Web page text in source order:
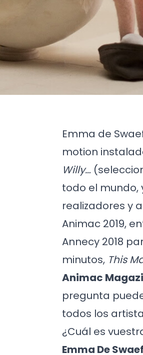
Emma de
motion
Willy…
todo el mundo,
realizadores y
Animac 2019,
Annecy 2018
minutos, This
Animac
pregunta
todos los
¿Cuál es
Emma De